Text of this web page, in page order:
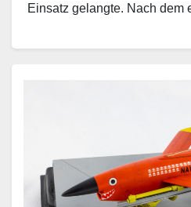
Einsatz gelangte. Nach dem